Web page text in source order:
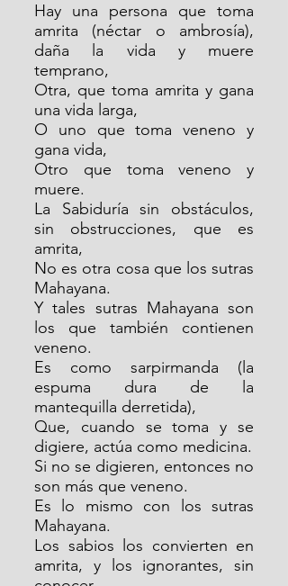
Hay una persona que toma
amrita (néctar o ambrosía),
daña la vida y muere
temprano,
Otra, que toma amrita y gana
una vida larga,
O uno que toma veneno y
gana vida,
Otro que toma veneno y
muere.
La Sabiduría sin obstáculos,
sin obstrucciones, que es
amrita,
No es otra cosa que los sutras
Mahayana.
Y tales sutras Mahayana son
los que también contienen
veneno.
Es como sarpirmanda (la
espuma dura de la
mantequilla derretida),
Que, cuando se toma y se
digiere, actúa como medicina.
Si no se digieren, entonces no
son más que veneno.
Es lo mismo con los sutras
Mahayana.
Los sabios los convierten en
amrita, y los ignorantes, sin